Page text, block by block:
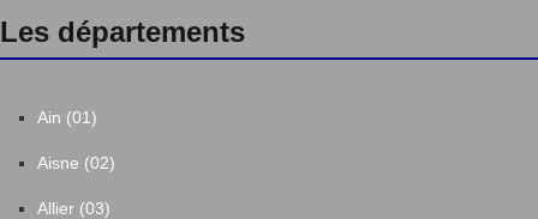
Les départements
Ain (01)
Aisne (02)
Allier (03)